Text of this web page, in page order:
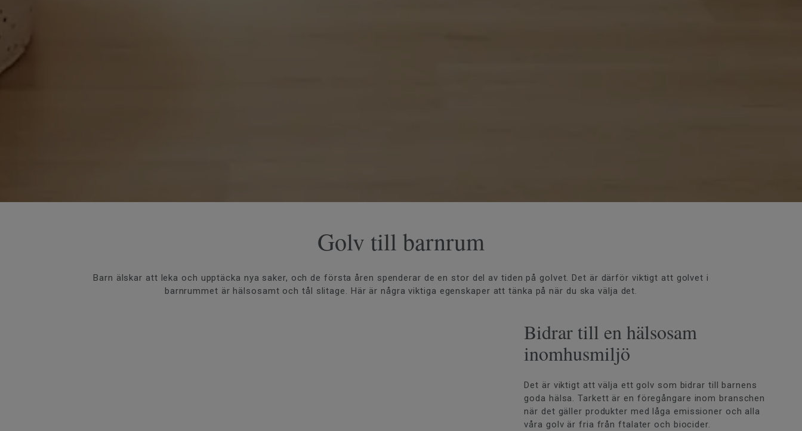
Golv till barnrum
Barn älskar att leka och upptäcka nya saker, och de första åren spenderar de en stor del av tiden på golvet. Det är därför viktigt att golvet i
barnrummet är hälsosamt och tål slitage. Här är några viktiga egenskaper att tänka på när du ska välja det.
Bidrar till en hälsosam
inomhusmiljö
Det är viktigt att välja ett golv som bidrar till barnens
goda hälsa. Tarkett är en föregångare inom branschen
när det gäller produkter med låga emissioner och alla
våra golv är fria från ftalater och biocider.